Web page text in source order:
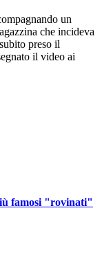
un
che incideva
preso il
il video ai
famosi "rovinati"